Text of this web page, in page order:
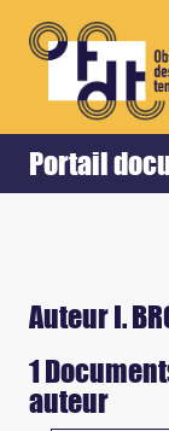
Portail
Accueil Retour
Auteur I.
1
auteur